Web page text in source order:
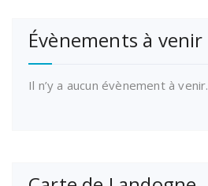
Évènements à venir
Il n’y a aucun évènement à venir.